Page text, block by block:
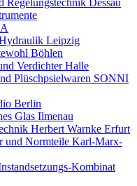
Dessau
Leipzig
Böhlen
Verdichter Halle
Plüschpsielwaren SONNI
Berlin
Glas Ilmenau
Herbert Warnke Erfurt
und Normteile Karl-Marx-
Kombinat